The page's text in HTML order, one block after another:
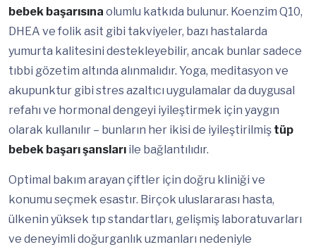
bebek başarısına olumlu katkıda bulunur. Koenzim Q10,
DHEA ve folik asit gibi takviyeler, bazı hastalarda
yumurta kalitesini destekleyebilir, ancak bunlar sadece
tıbbi gözetim altında alınmalıdır. Yoga, meditasyon ve
akupunktur gibi stres azaltıcı uygulamalar da duygusal
refahı ve hormonal dengeyi iyileştirmek için yaygın
olarak kullanılır – bunların her ikisi de iyileştirilmiş tüp
bebek başarı şansları ile bağlantılıdır.
Optimal bakım arayan çiftler için doğru kliniği ve
konumu seçmek esastır. Birçok uluslararası hasta,
ülkenin yüksek tıp standartları, gelişmiş laboratuvarları
ve deneyimli doğurganlık uzmanları nedeniyle